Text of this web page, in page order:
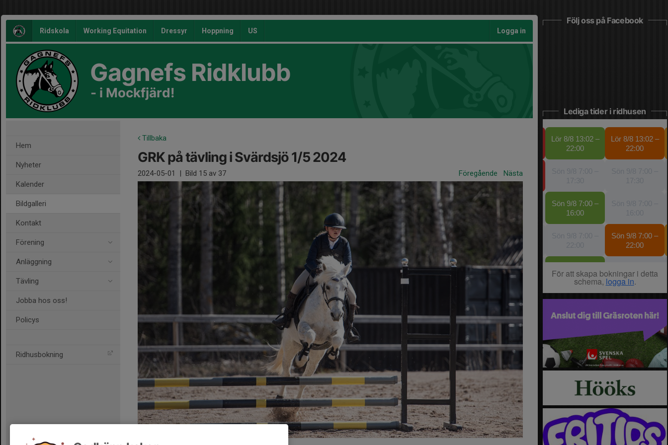
Ridskola Working Equitation Dressyr Hoppning US Logga in
Gagnefs Ridklubb
- i Mockfjärd!
Hem
Nyheter
Kalender
Bildgalleri
Kontakt
Förening
Anläggning
Tävling
Jobba hos oss!
Policys
Ridhusbokning
Tillbaka
GRK på tävling i Svärdsjö 1/5 2024
2024-05-01 | Bild 15 av 37 Föregående Nästa
Följ oss på Facebook
Lediga tider i ridhusen